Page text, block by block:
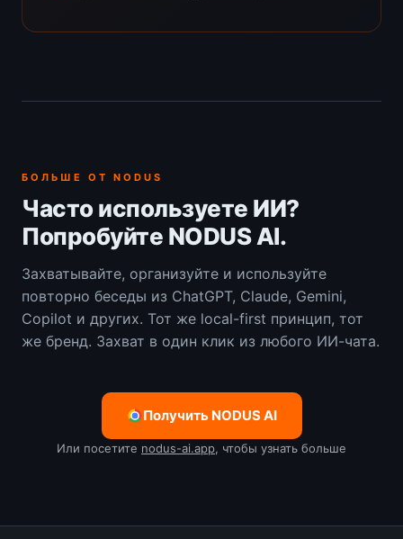
БОЛЬШЕ ОТ NODUS
Часто используете ИИ?
Попробуйте NODUS AI.
Захватывайте, организуйте и используйте
повторно беседы из ChatGPT, Claude, Gemini,
Copilot и других. Тот же local-first принцип, тот
же бренд. Захват в один клик из любого ИИ-чата.
Получить NODUS AI
Или посетите nodus-ai.app, чтобы узнать больше